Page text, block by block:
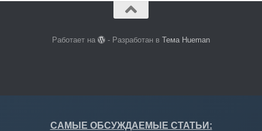
Работает на - Разработан вТема Hueman
САМЫЕ ОБСУЖДАЕМЫЕ СТАТЬИ: